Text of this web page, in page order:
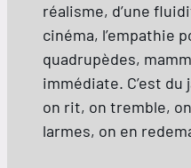
réalisme, d’une
cinéma, l’empathie
quadrupèdes,
immédiate. C’est
on rit, on tremble,
larmes, on en